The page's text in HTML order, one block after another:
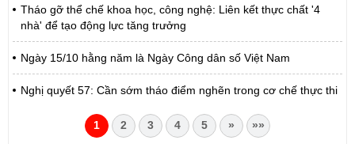
Tháo gỡ thể chế khoa học, công nghệ: Liên kết thực chất '4
nhà' để tạo động lực tăng trưởng
Ngày 15/10 hằng năm là Ngày Công dân số Việt Nam
Nghị quyết 57: Cần sớm tháo điểm nghẽn trong cơ chế thực thi
1 2 3 4 5 » »»